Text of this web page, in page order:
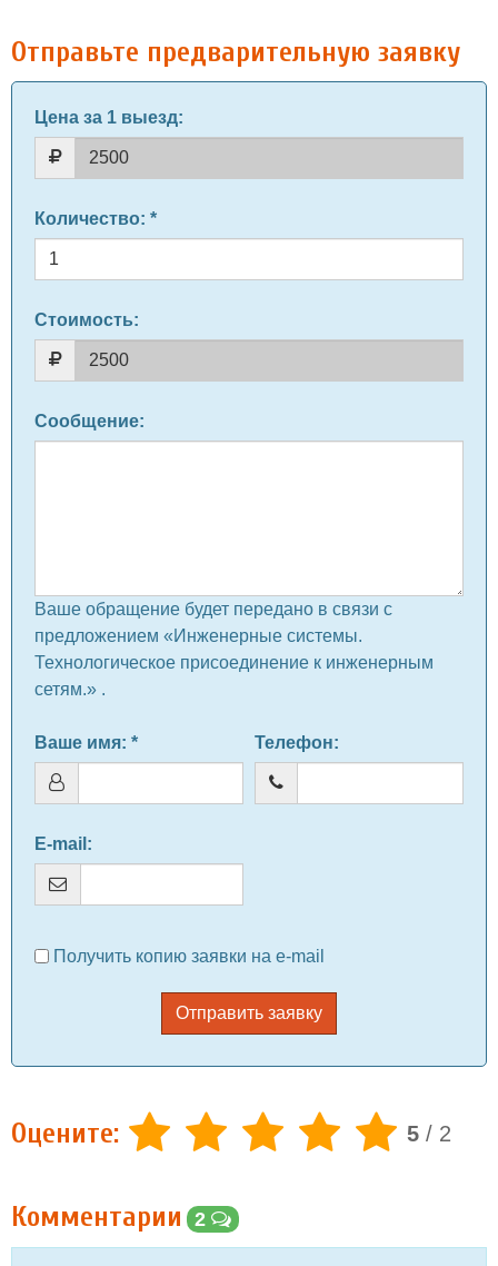
Отправьте предварительную заявку
Цена за 1 выезд:
Количество: *
Стоимость:
Сообщение:
Ваше обращение будет передано в связи с
предложением «Инженерные системы.
Технологическое присоединение к инженерным
сетям.» .
Ваше имя: * Телефон:
E-mail :
Получить копию заявки на e-mail
Отправить заявку
Оцените: 5 / 2
Комментарии 2